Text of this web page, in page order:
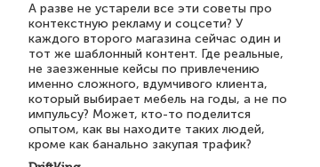
А разве не устарели все эти советы про
контекстную рекламу и соцсети? У
каждого второго магазина сейчас один и
тот же шаблонный контент. Где реальные,
не заезженные кейсы по привлечению
именно сложного, вдумчивого клиента,
который выбирает мебель на годы, а не по
импульсу? Может, кто-то поделится
опытом, как вы находите таких людей,
кроме как банально закупая трафик?